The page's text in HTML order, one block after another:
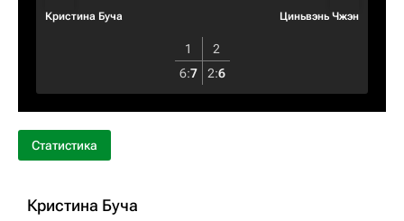
Кристина Буча Циньвэнь Чжэн
1
2
6:7 2:6
Статистика
Кристина Буча